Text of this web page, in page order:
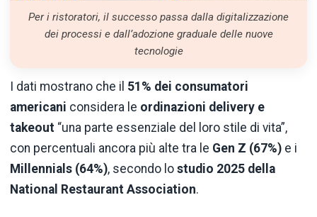
Per i ristoratori, il successo passa dalla digitalizzazione
dei processi e dall’adozione graduale delle nuove
tecnologie
I dati mostrano che il 51% dei consumatori
americani considera le ordinazioni delivery e
takeout “una parte essenziale del loro stile di vita”,
con percentuali ancora più alte tra le Gen Z (67%) e i
Millennials (64%), secondo lo studio 2025 della
National Restaurant Association.